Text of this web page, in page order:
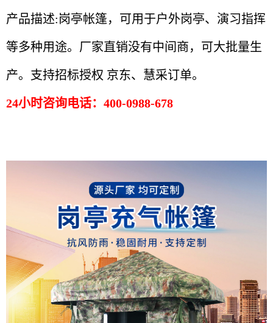
产品描述:岗亭帐篷，可用于户外岗亭、演习指挥
等多种用途。厂家直销没有中间商，可大批量生
产。 支持招标授权 京东、慧采订单。
24小时咨询电话：400-0988-678